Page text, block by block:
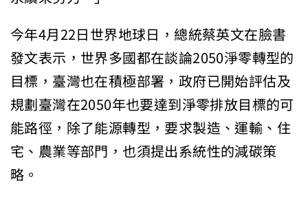
今年4月22日世界地球日，總統蔡英文在臉書
發文表示，世界多國都在談論2050淨零轉型的
目標，臺灣也在積極部署，政府已開始評估及
規劃臺灣在2050年也要達到淨零排放目標的可
能路徑，除了能源轉型，要求製造、運輸、住
宅、農業等部門，也須提出系統性的減碳策
略。